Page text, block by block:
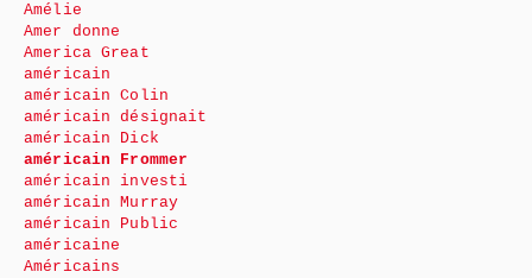
Amélie
Amer donne
America Great
américain
américain Colin
américain désignait
américain Dick
américain Frommer
américain investi
américain Murray
américain Public
américaine
Américains